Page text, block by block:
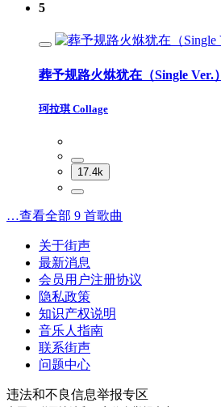
5
葬予规路火烌犹在（Single Ver.）
珂拉琪 Collage
17.4k
…查看全部 9 首歌曲
关于街声
最新消息
会员用户注册协议
隐私政策
知识产权说明
音乐人指南
联系街声
问题中心
违法和不良信息举报专区